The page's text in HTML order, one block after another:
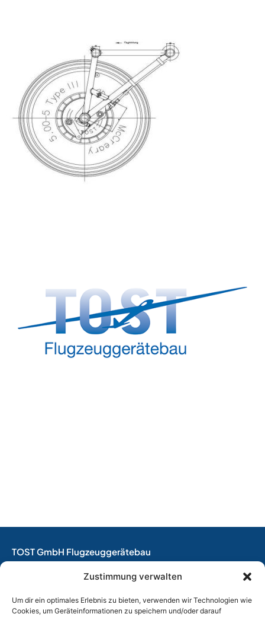
Zustimmung verwalten
Um dir ein optimales Erlebnis zu bieten, verwenden wir Technologien wie
Cookies, um Geräteinformationen zu speichern und/oder darauf
TOST GmbH Flugzeuggerätebau
EASA Instandhaltungsbetrieb